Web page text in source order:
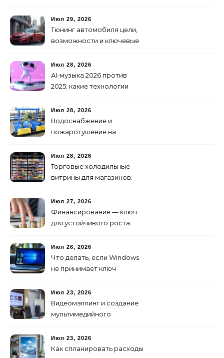
Июл 29, 2026
Тюнинг автомобиля цели,
возможности и ключевые
транспортных средств
Июл 28, 2026
AI-музыка 2026 против
2025: какие технологии
создание клипов
изменилось навсегда
Июл 28, 2026
Водоснабжение и
пожаротушение на
оборудование
предусмотреть заранее
Июл 28, 2026
Торговые холодильные
витрины для магазинов.
Июл 27, 2026
Финансирование — ключ
для устойчивого роста
Июл 26, 2026
Что делать, если Windows
не принимает ключ
Июл 23, 2026
Видеомэппинг и создание
мультимедийного
будущего для пространств
Июл 23, 2026
Как спланировать расходы